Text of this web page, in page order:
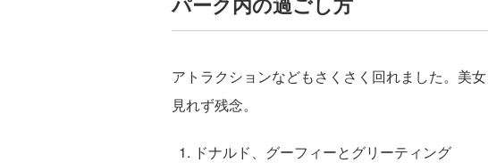
アトラクションなどもさくさく回れました。美
見れず残念。
ドナルド、グーフィーとグリーティング